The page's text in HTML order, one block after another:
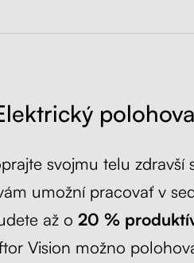
svojmu telu zdravší
umožní pracovať v
až o 20 %
Vision možno